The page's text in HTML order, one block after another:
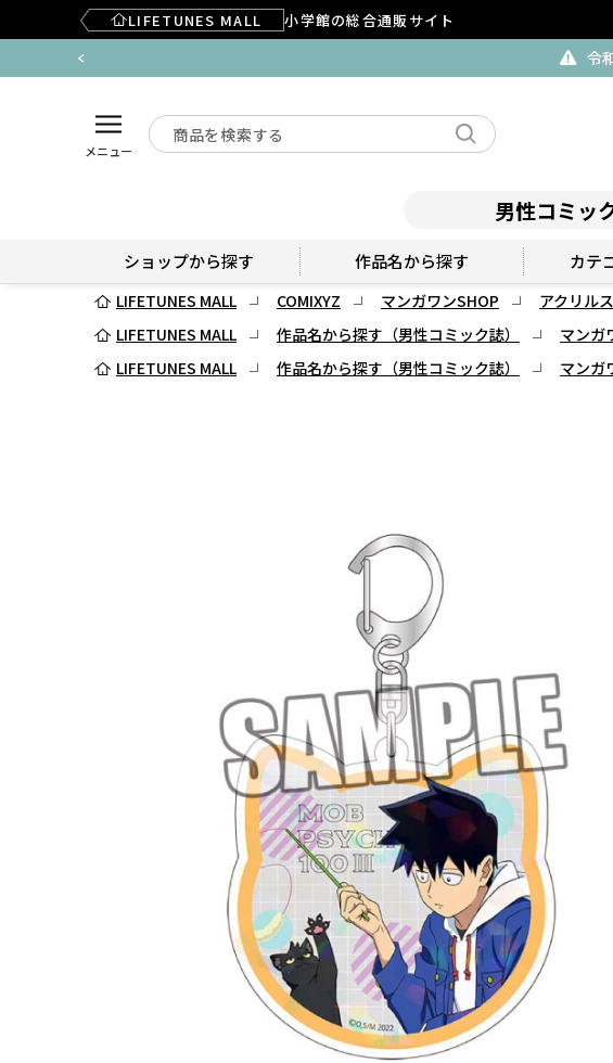
LIFETUNES MALL 小学館の総合通販サイト
令
メニュー
男性コミッ
ショップから探す 作品名から探す カテ
LIFETUNES MALL COMIXYZ マンガワンSHOP アクリル
LIFETUNES MALL
作品名から探す（男性コミック誌） マンガ
LIFETUNES MALL
作品名から探す（男性コミック誌） マンガ